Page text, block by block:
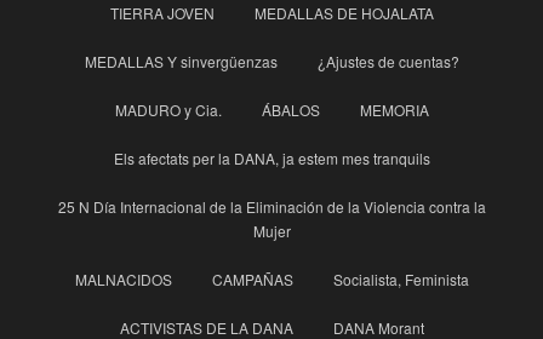
TIERRA JOVEN MEDALLAS DE HOJALATA
MEDALLAS Y sinvergüenzas ¿Ajustes de cuentas?
MADURO y Cia. ÁBALOS MEMORIA
Els afectats per la DANA, ja estem mes tranquils
25 N Día Internacional de la Eliminación de la Violencia contra la
Mujer
MALNACIDOS CAMPAÑAS Socialista, Feminista
ACTIVISTAS DE LA DANA DANA Morant